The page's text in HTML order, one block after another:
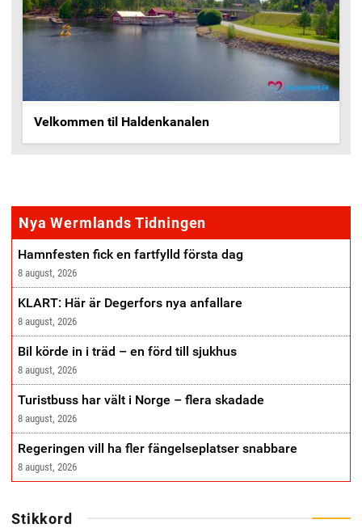
Velkommen til Haldenkanalen
Nya Wermlands Tidningen
Hamnfesten fick en fartfylld första dag
8 august, 2026
KLART: Här är Degerfors nya anfallare
8 august, 2026
Bil körde in i träd – en förd till sjukhus
8 august, 2026
Turistbuss har vält i Norge – flera skadade
8 august, 2026
Regeringen vill ha fler fängelseplatser snabbare
8 august, 2026
Stikkord